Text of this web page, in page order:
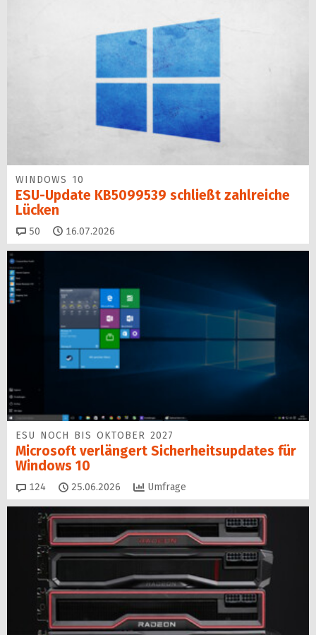
WINDOWS 10
ESU-Update KB5099539 schließt zahlreiche
Lücken
50 Kommentare
16.07.2026
ESU NOCH BIS OKTOBER 2027
Microsoft verlängert Sicherheitsupdates für
Windows 10
124 Kommentare
25.06.2026 Umfrage